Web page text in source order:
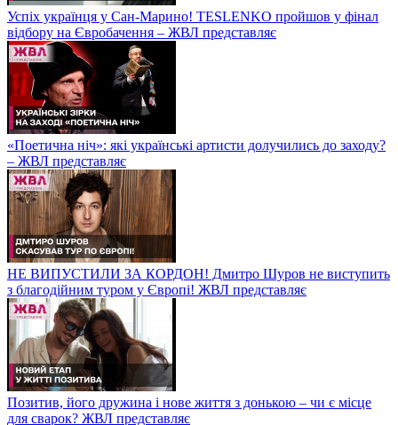
Успіх українця у Сан-Марино! TESLENKO пройшов у фінал
відбору на Євробачення – ЖВЛ представляє
«Поетична ніч»: які українські артисти долучились до заходу?
– ЖВЛ представляє
НЕ ВИПУСТИЛИ ЗА КОРДОН! Дмитро Шуров не виступить
з благодійним туром у Європі! ЖВЛ представляє
Позитив, його дружина і нове життя з донькою – чи є місце
для сварок? ЖВЛ представляє